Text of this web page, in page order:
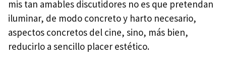
mis tan amables discutidores no es que pretendan
iluminar, de modo concreto y harto necesario,
aspectos concretos del cine, sino, más bien,
reducirlo a sencillo placer estético.